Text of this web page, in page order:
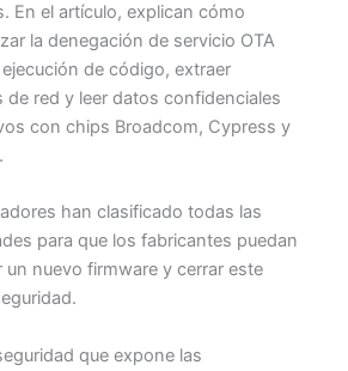
En el artículo, explican cómo
la denegación de servicio OTA
de código, extraer
de red y leer datos confidenciales
con chips Broadcom, Cypress y
han clasificado todas las
para que los fabricantes puedan
un nuevo firmware y cerrar este
que expone las